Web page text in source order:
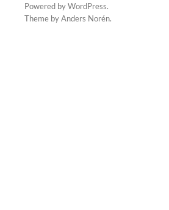
Powered byWordPress.
Theme byAnders Norén.